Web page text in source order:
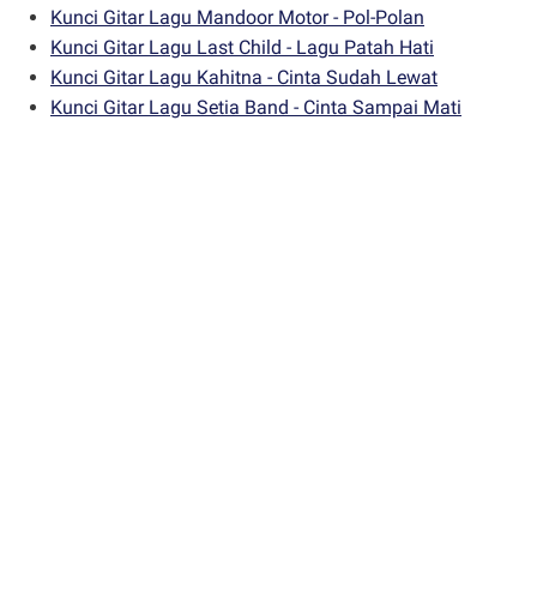
Kunci Gitar Lagu Mandoor Motor - Pol-Polan
Kunci Gitar Lagu Last Child - Lagu Patah Hati
Kunci Gitar Lagu Kahitna - Cinta Sudah Lewat
Kunci Gitar Lagu Setia Band - Cinta Sampai Mati